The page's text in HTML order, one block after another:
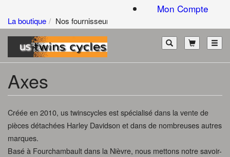
La boutique Nos fournisseurs
Mon Compte
Axes
Créée en 2010, us twinscycles est spécialisé dans la vente de
pièces détachées Harley Davidson et dans de nombreuses autres
marques.
Basé à Fourchambault dans la Nièvre, nous mettons notre savoir-